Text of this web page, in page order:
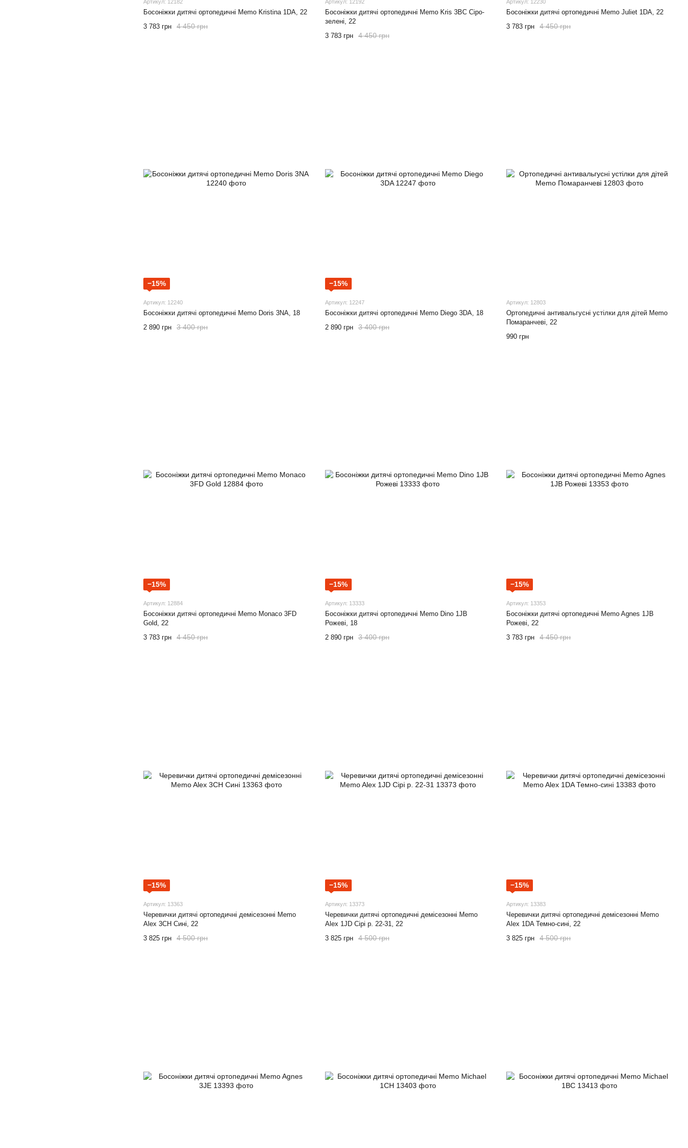
Артикул: 12182
Босоніжки дитячі ортопедичні Memo Kristina 1DA, 22
4 450 грн
3 783 грн
Артикул: 12192
Босоніжки дитячі ортопедичні Memo Kris 3BC Сіро-
зелені, 22
4 450 грн
3 783 грн
Артикул: 12230
Босоніжки дитячі ортопедичні Memo Juliet 1DA, 22
4 450 грн
3 783 грн
−15%
Артикул: 12240
Босоніжки дитячі ортопедичні Memo Doris 3NA, 18
3 400 грн
2 890 грн
−15%
Артикул: 12247
Босоніжки дитячі ортопедичні Memo Diego 3DA, 18
3 400 грн
2 890 грн
Артикул: 12803
Ортопедичні антивальгусні устілки для дітей Memo
Помаранчеві, 22
990 грн
−15%
Артикул: 12884
Босоніжки дитячі ортопедичні Memo Monaco 3FD
Gold, 22
4 450 грн
3 783 грн
−15%
Артикул: 13333
Босоніжки дитячі ортопедичні Memo Dino 1JB
Рожеві, 18
3 400 грн
2 890 грн
−15%
Артикул: 13353
Босоніжки дитячі ортопедичні Memo Agnes 1JB
Рожеві, 22
4 450 грн
3 783 грн
−15%
Артикул: 13363
Черевички дитячі ортопедичні демісезонні Memo
Alex 3CH Сині, 22
4 500 грн
3 825 грн
−15%
Артикул: 13373
Черевички дитячі ортопедичні демісезонні Memo
Alex 1JD Сірі р. 22-31, 22
4 500 грн
3 825 грн
−15%
Артикул: 13383
Черевички дитячі ортопедичні демісезонні Memo
Alex 1DA Темно-сині, 22
4 500 грн
3 825 грн